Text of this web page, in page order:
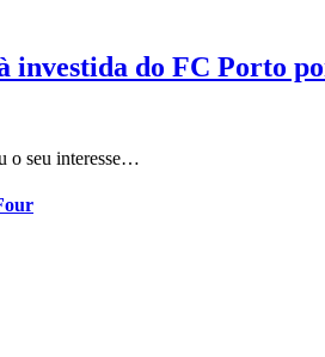
investida do FC Porto
o seu interesse…